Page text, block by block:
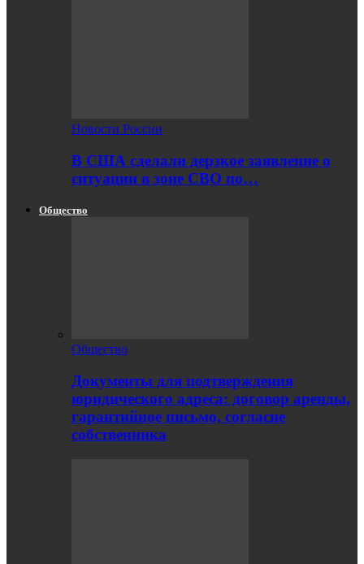
Новости России
В США сделали дерзкое заявление о
ситуации в зоне СВО по…
Общество
Общество
Документы для подтверждения
юридического адреса: договор аренды,
гарантийное письмо, согласие
собственника